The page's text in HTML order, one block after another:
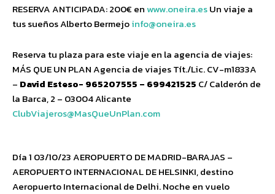
RESERVA ANTICIPADA: 200€ enwww.oneira.esUn viaje a
tus sueños Alberto Bermejoinfo@oneira.es
Reserva tu plaza para este viaje en la agencia de viajes:
MÁS QUE UN PLAN Agencia de viajes Tít./Lic. CV-m1833A
– David Esteso- 965207555 – 699421525 C/ Calderón de
la Barca, 2 – 03004 Alicante
ClubViajeros@MasQueUnPlan.com
Día 1 03/10/23 AEROPUERTO DE MADRID-BARAJAS –
AEROPUERTO INTERNACIONAL DE HELSINKI, destino
Aeropuerto Internacional de Delhi. Noche en vuelo